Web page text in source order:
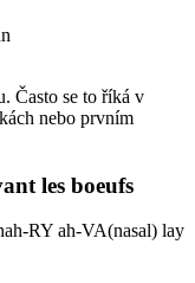
Často se to říká v
nebo prvním
les boeufs
RY ah-VA(nasal) lay